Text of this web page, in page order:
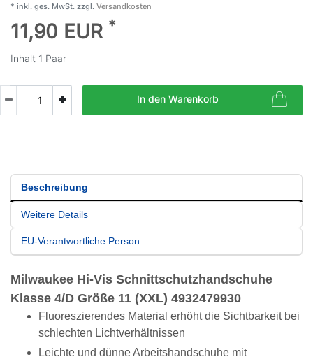
* inkl. ges. MwSt. zzgl. Versandkosten
11,90 EUR *
Inhalt 1 Paar
In den Warenkorb
Beschreibung
Weitere Details
EU-Verantwortliche Person
Milwaukee Hi-Vis Schnittschutzhandschuhe
Klasse 4/D Größe 11 (XXL) 4932479930
Fluoreszierendes Material erhöht die Sichtbarkeit bei
schlechten Lichtverhältnissen
Leichte und dünne Arbeitshandschuhe mit